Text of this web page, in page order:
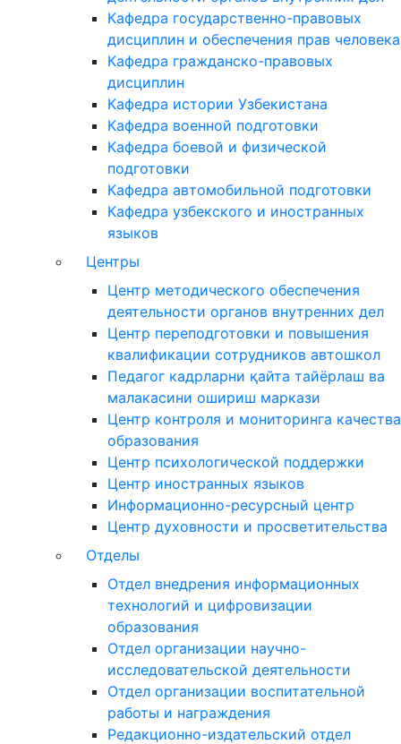
Кафедра государственно-правовых
дисциплин и обеспечения прав человека
Кафедра гражданско-правовых
дисциплин
Кафедра истории Узбекистана
Кафедра военной подготовки
Кафедра боевой и физической
подготовки
Кафедра автомобильной подготовки
Кафедра узбекского и иностранных
языков
Центры
Центр методического обеспечения
деятельности органов внутренних дел
Центр переподготовки и повышения
квалификации сотрудников автошкол
Педагог кадрларни қайта тайёрлаш ва
малакасини ошириш маркази
Центр контроля и мониторинга качества
образования
Центр психологической поддержки
Центр иностранных языков
Информационно-ресурсный центр
Центр духовности и просветительства
Отделы
Отдел внедрения информационных
технологий и цифровизации
образования
Отдел организации научно-
исследовательской деятельности
Отдел организации воспитательной
работы и награждения
Редакционно-издательский отдел